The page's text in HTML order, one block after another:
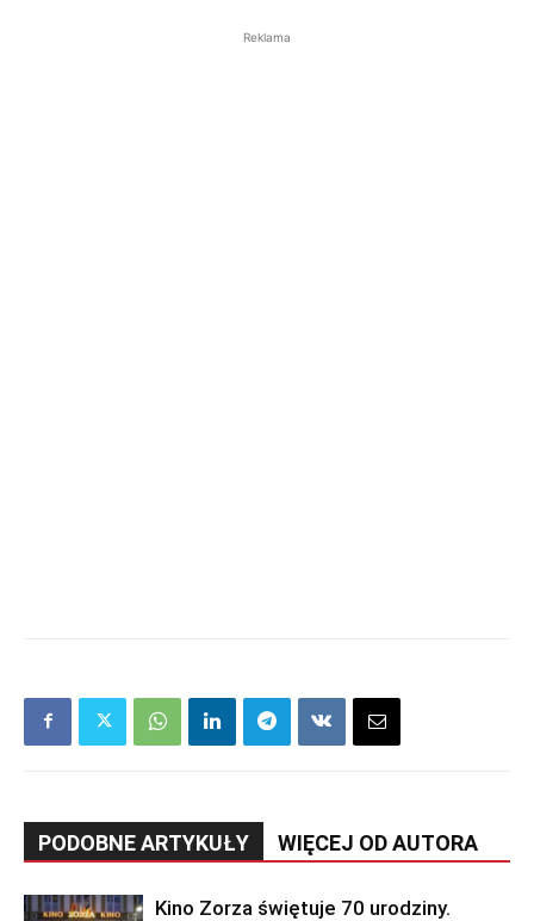
Reklama
PODOBNE ARTYKUŁY WIĘCEJ OD AUTORA
Kino Zorza świętuje 70 urodziny.